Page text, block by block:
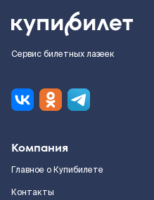
Сервис билетных лазеек
Компания
Главное о Купибилете
Контакты